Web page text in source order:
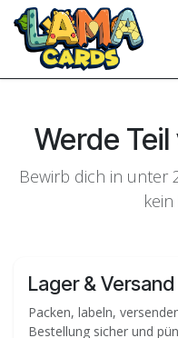
Zum Inhalt springen
Werde
Bewirb dich in unter
Lager &
Packen, labeln,
Bestellung sicher und